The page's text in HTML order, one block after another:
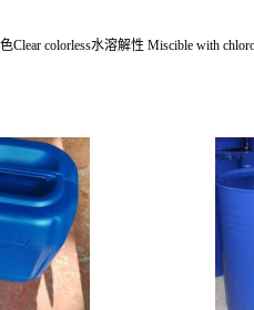
colorless水溶解性 Miscible with